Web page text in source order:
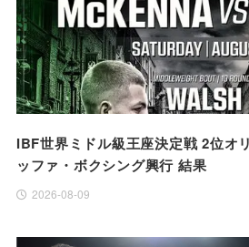
IBF世界ミドル級王座決定戦 2位オ
ッファ・ボクシング興行 結果
2026-08-09